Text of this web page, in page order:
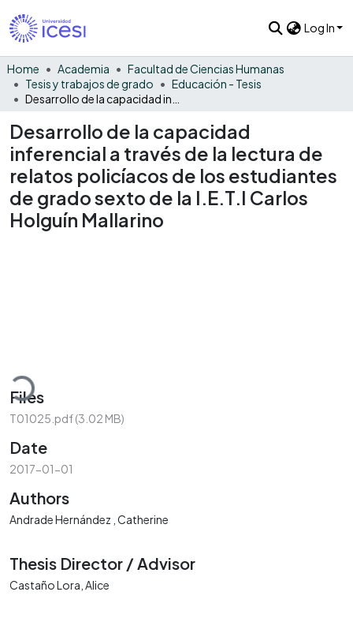
Log In
Home Academia
Facultad de Ciencias Humanas
Tesis y trabajos de grado
Educación - Tesis
Desarrollo de la capacidad
inferencial a través de la lectura de
relatos policíacos de los estudiantes
de grado sexto de la I.E.T.I Carlos
Holguín Mallarino
Files
T01025.pdf(3.02 MB)
Date
2017-01-01
Authors
Andrade Hernández , Catherine
Thesis Director / Advisor
Castaño Lora, Alice